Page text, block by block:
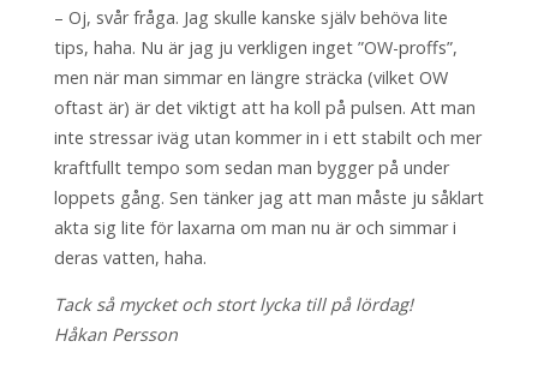
– Oj, svår fråga. Jag skulle kanske själv behöva lite
tips, haha. Nu är jag ju verkligen inget ”OW-proffs”,
men när man simmar en längre sträcka (vilket OW
oftast är) är det viktigt att ha koll på pulsen. Att man
inte stressar iväg utan kommer in i ett stabilt och mer
kraftfullt tempo som sedan man bygger på under
loppets gång. Sen tänker jag att man måste ju såklart
akta sig lite för laxarna om man nu är och simmar i
deras vatten, haha.
Tack så mycket och stort lycka till på lördag!
Håkan Persson